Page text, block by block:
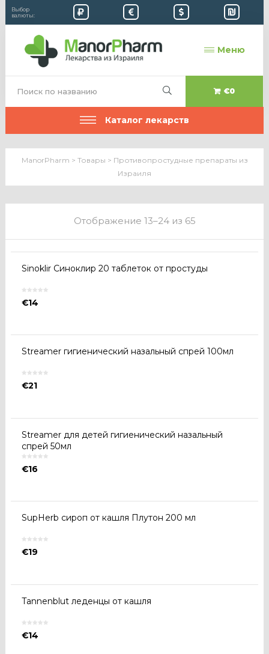
Выбор
валюты:
Меню
€0
Каталог лекарств
ManorPharm > Товары > Противопростудные препараты из
Израиля
Отображение 13–24 из 65
Sinoklir Синоклир 20 таблеток от простуды
€14
Streamer гигиенический назальный спрей 100мл
€21
Streamer для детей гигиенический назальный
спрей 50мл
€16
SupHerb сироп от кашля Плутон 200 мл
€19
Tannenblut леденцы от кашля
€14